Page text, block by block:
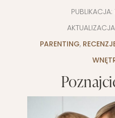
PUBLIKACJA:
PARENTING,